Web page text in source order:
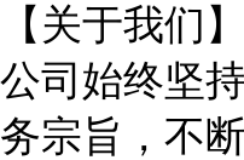
【关于我们】
公司始终坚持
务宗旨，不